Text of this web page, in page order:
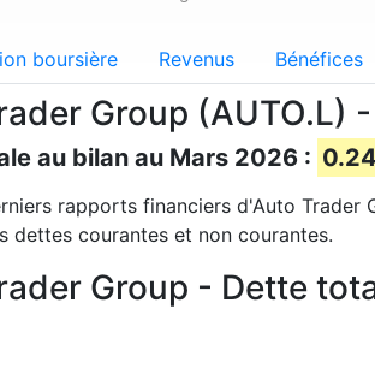
boursière Revenus Bénéfices
Group (AUTO.L)
au bilan au Mars 2026 :
rapports financiers d'Auto
dettes courantes et non courantes.
Group - Dette